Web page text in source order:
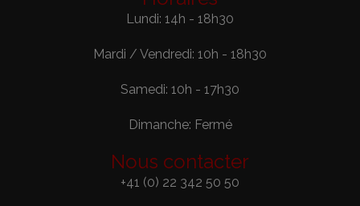
Lundi: 14h - 18h30
Mardi / Vendredi: 10h - 18h30
Samedi: 10h - 17h30
Dimanche: Fermé
Nous contacter
+41 (0) 22 342 50 50